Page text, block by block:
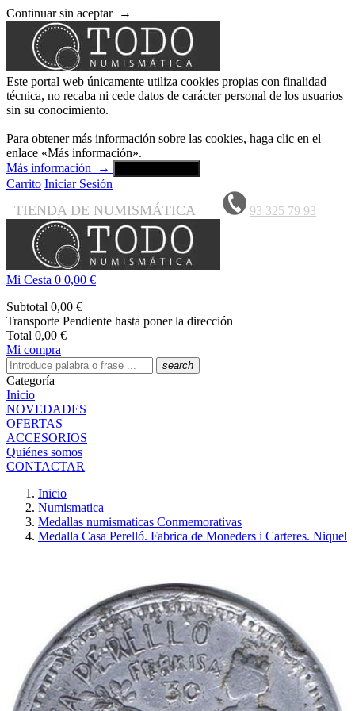
Continuar sin aceptar →
Este portal web únicamente utiliza cookies propias con finalidad
técnica, no recaba ni cede datos de carácter personal de los usuarios
sin su conocimiento.
Para obtener más información sobre las cookies, haga clic en el
enlace «Más información».
Más información
→
Carrito Iniciar Sesión
TIENDA DE NUMISMÁTICA 93 325 79 93
Mi Cesta 0 0,00 €
Subtotal 0,00 €
Transporte Pendiente hasta poner la dirección
Total 0,00 €
Mi compra
search
Categoría
Inicio
NOVEDADES
OFERTAS
ACCESORIOS
Quiénes somos
CONTACTAR
Inicio
Numismatica
Medallas numismaticas Conmemorativas
Medalla Casa Perelló. Fabrica de Moneders i Carteres. Niquel